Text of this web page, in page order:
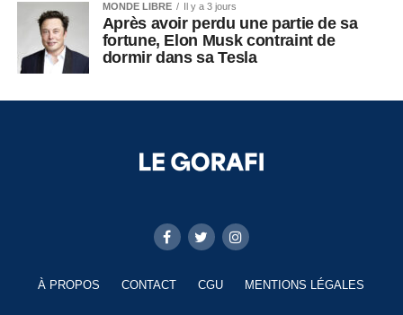
MONDE LIBRE Il y a 3 jours
Après avoir perdu une partie de sa
fortune, Elon Musk contraint de
dormir dans sa Tesla
À PROPOS CONTACT CGU MENTIONS LÉGALES